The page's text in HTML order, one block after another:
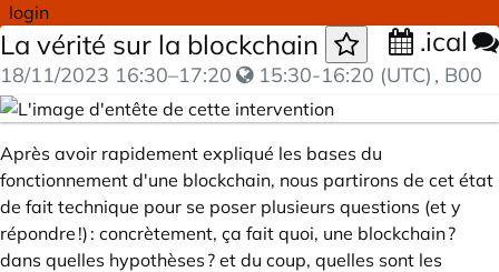
login
La vérité sur la blockchain .ical
18/11/2023 16:30–17:20 15:30-16:20 (UTC) , B00
Après avoir rapidement expliqué les bases du
fonctionnement d'une blockchain, nous partirons de cet état
de fait technique pour se poser plusieurs questions (et y
répondre !) : concrètement, ça fait quoi, une blockchain ?
dans quelles hypothèses ? et du coup, quelles sont les